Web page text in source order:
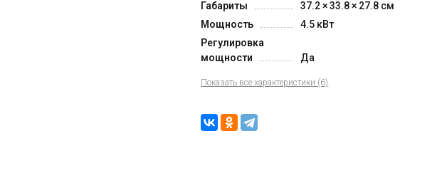
Габариты
37.2 × 33.8 × 27.8 см
Мощность
4.5 кВт
Регулировка
мощности
Да
Показать все характеристики (6)